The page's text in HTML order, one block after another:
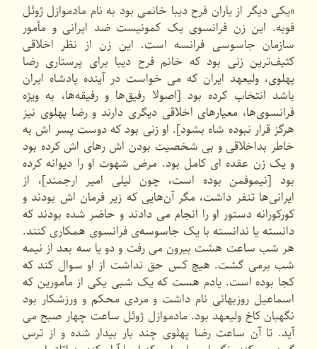
«یکی دیگر از یاران فرح دیبا خانمی بود به نام مادموازل ژوئل
فوبه. این زن فرانسوی یک کمونیست ضد ایرانی و مأمور
سازمان جاسوسی فرانسه است. این زن از نظر اخلاقی
کثیف‌ترین زنی بود که خانم فرح دیبا برای پرستاری رضا
پهلوی، ولیعهد ایران که می خواست در آینده پادشاه ایران
باشد انتخاب کرده بود [اصولا رفیق‌ها و رفیقه‌ها، به ویژه
فرانسوی‌ها، معیارهای اخلاقی دیگری دارند و رضا پهلوی نیز
هرگز قرار نبوده شاه بشود]. او زنی بود که دوست پسر اش به
خاطر بداخلاقی و بی شخصیت بودن اش رهای اش کرده بود
و یک زن عقده ای کامل بود. مرض شهوت او را دیوانه کرده
بود [نیموفمن بوده است، چون لیلی امیر ارجمند]، از
ایرانی‌ها تنفر داشت، مگر آن‌هایی که زیر فرمان اش بودند و
کورکورانه دستور او را انجام می دادند و حاضر شده بودند که
دانسته یا ندانسته با یک جاسوسه‌ی فرانسوی همکاری کنند.
هر شب ساعت هشت بیرون می رفت و دو یا سه بعد از نیمه
شب برمی گشت. هیچ کس حق نداشت از او سوال کند که
کجا بوده است. یادم هست که یک شبی یکی از مأمورین که
اسماعیل روزبهانی نام داشت و مردی محکم و ورزشکار بود
نگهبان کاخ ولیعهد بود. مادموازل ژوئل ساعت چهار صبح می
آید. تا آن ساعت رضا پهلوی چند بار بیدار شده و از ترس